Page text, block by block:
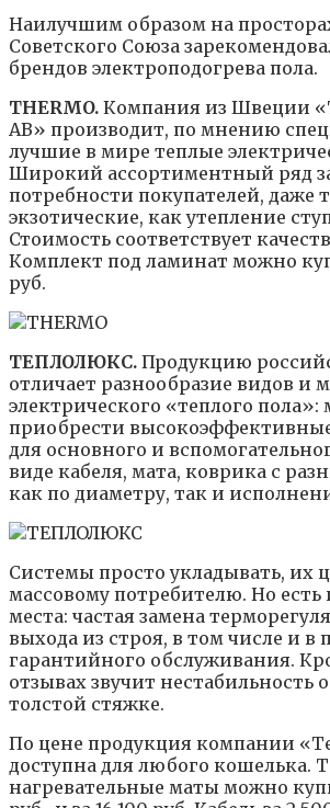
Наилучшим образом на
Советского Союза
брендов электроподогрева пола.
THERMO. Компания из Швеции
AB» производит, по мнению
лучшие в мире теплые
Широкий ассортиментный ряд
потребности покупателей, даже
экзотические, как утепление
Стоимость соответствует
Комплект под ламинат можно
руб.
ТЕПЛОЛЮКС. Продукцию
отличает разнообразие видов и
электрического «теплого
приобрести
для основного и
виде кабеля, мата, коврика с
как по диаметру, так и
Системы просто укладывать, их
массовому потребителю. Но
места: частая замена
выхода из строя, в том числе и в
гарантийного обслуживания.
отзывах звучит нестабильность
толстой стяжке.
По цене продукция компании
доступна для любого кошелька.
нагревательные маты можно